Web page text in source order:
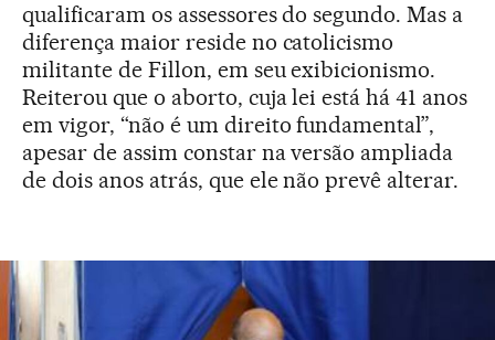
qualificaram os assessores do segundo. Mas a
diferença maior reside no catolicismo
militante de Fillon, em seu exibicionismo.
Reiterou que o aborto, cuja lei está há 41 anos
em vigor, “não é um direito fundamental”,
apesar de assim constar na versão ampliada
de dois anos atrás, que ele não prevê alterar.